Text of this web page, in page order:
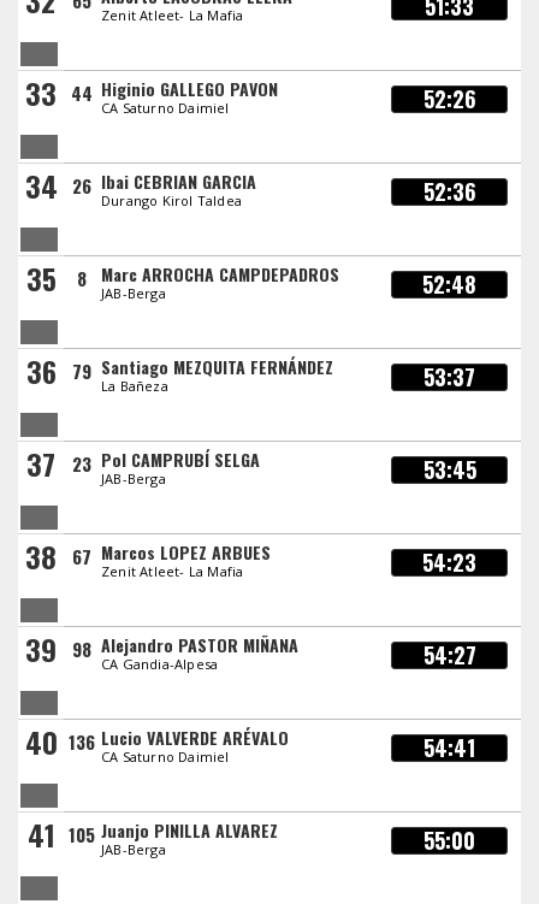
Zenit Atleet- La Mafia 51:33
33 44 Higinio GALLEGO PAVON
CA Saturno Daimiel 52:26
34 26 Ibai CEBRIAN GARCIA
Durango Kirol Taldea 52:36
35 8 Marc ARROCHA CAMPDEPADROS
JAB-Berga 52:48
36 79 Santiago MEZQUITA FERNÁNDEZ
La Bañeza 53:37
37 23 Pol CAMPRUBÍ SELGA
JAB-Berga 53:45
38 67 Marcos LOPEZ ARBUES
Zenit Atleet- La Mafia 54:23
39 98 Alejandro PASTOR MIÑANA
CA Gandia-Alpesa 54:27
40 136 Lucio VALVERDE ARÉVALO
CA Saturno Daimiel 54:41
41 105 Juanjo PINILLA ALVAREZ
JAB-Berga 55:00